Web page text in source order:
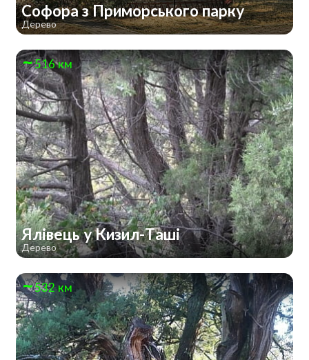
Софора з Приморського парку
Дерево
516 км
Ялівець у Кизил-Таші
Дерево
532 км